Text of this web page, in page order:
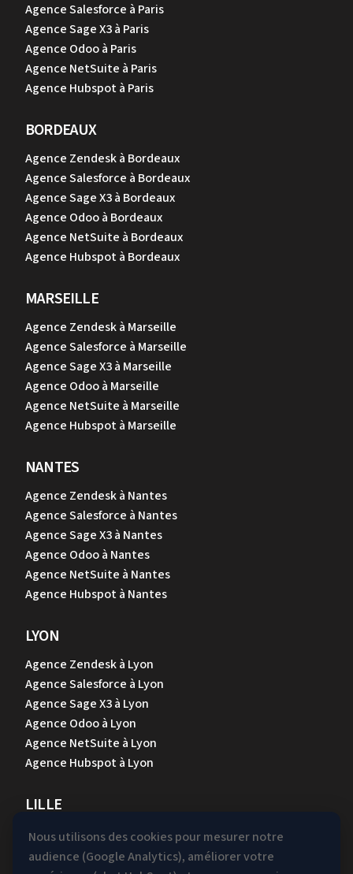
Agence Salesforce à Paris
Agence Sage X3 à Paris
Agence Odoo à Paris
Agence NetSuite à Paris
Agence Hubspot à Paris
BORDEAUX
Agence Zendesk à Bordeaux
Agence Salesforce à Bordeaux
Agence Sage X3 à Bordeaux
Agence Odoo à Bordeaux
Agence NetSuite à Bordeaux
Agence Hubspot à Bordeaux
MARSEILLE
Agence Zendesk à Marseille
Agence Salesforce à Marseille
Agence Sage X3 à Marseille
Agence Odoo à Marseille
Agence NetSuite à Marseille
Agence Hubspot à Marseille
NANTES
Agence Zendesk à Nantes
Agence Salesforce à Nantes
Agence Sage X3 à Nantes
Agence Odoo à Nantes
Agence NetSuite à Nantes
Agence Hubspot à Nantes
LYON
Agence Zendesk à Lyon
Agence Salesforce à Lyon
Agence Sage X3 à Lyon
Agence Odoo à Lyon
Agence NetSuite à Lyon
Agence Hubspot à Lyon
LILLE
Agence Zendesk à Lille
Agence Salesforce à Lille
Nous utilisons des cookies pour mesurer notre
audience (Google Analytics), améliorer votre